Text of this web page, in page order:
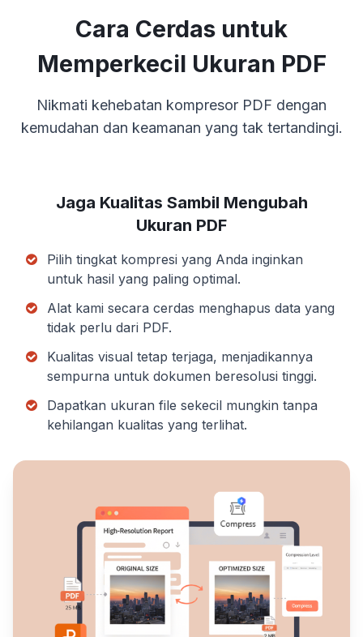
Cara Cerdas untuk
Memperkecil Ukuran PDF
Nikmati kehebatan kompresor PDF dengan
kemudahan dan keamanan yang tak tertandingi.
Jaga Kualitas Sambil Mengubah
Ukuran PDF
Pilih tingkat kompresi yang Anda inginkan
untuk hasil yang paling optimal.
Alat kami secara cerdas menghapus data yang
tidak perlu dari PDF.
Kualitas visual tetap terjaga, menjadikannya
sempurna untuk dokumen beresolusi tinggi.
Dapatkan ukuran file sekecil mungkin tanpa
kehilangan kualitas yang terlihat.